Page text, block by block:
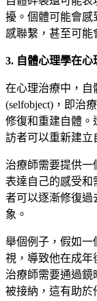
擾。個體可能會感
感聯繫，甚至可能
3. 自體心理學在心
在心理治療中，自
(selfobject)，即治
修復和重建自體。
訪者可以重新建立
治療師需要提供
表達自己的感受和
者可以逐漸修復過
象。
舉個例子，假如一
視，導致他在成年
治療師需要通過鏡
被接納，這有助於